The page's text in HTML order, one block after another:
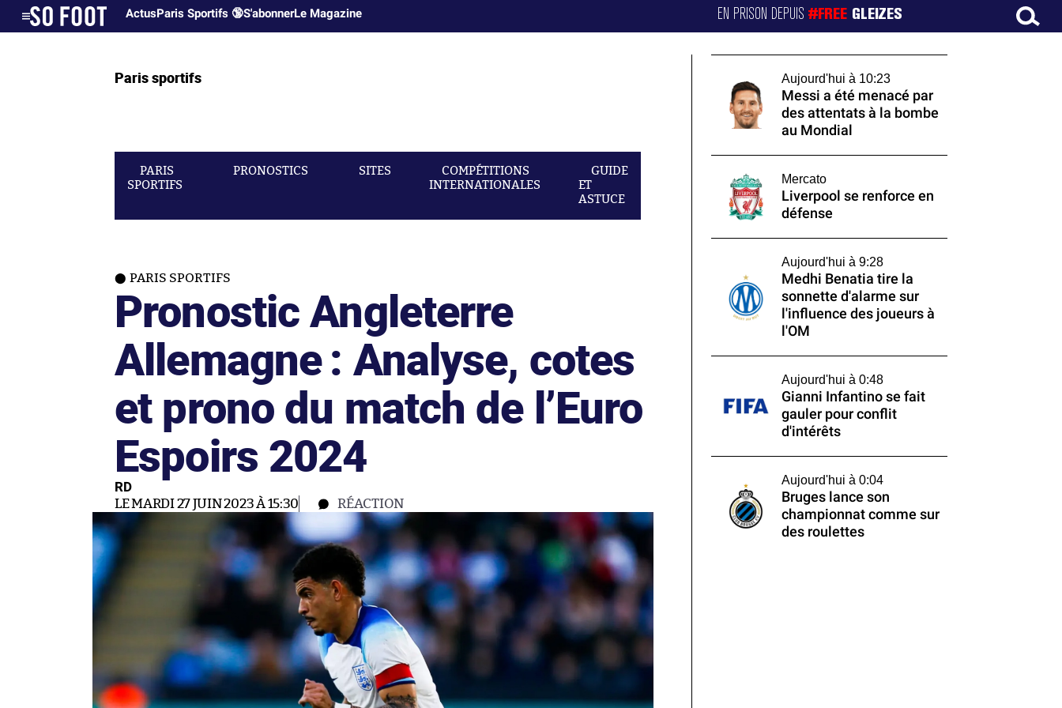
ActusParis Sportifs 🔞S'abonnerLe Magazine EN PRISON DEPUIS#FREE GLEIZES
Paris sportifs
PARIS
SPORTIFS
PRONOSTICS SITES
COMPÉTITIONS
INTERNATIONALES
GUIDE
ET
ASTUCE
PARIS SPORTIFS
Pronostic Angleterre
Allemagne : Analyse, cotes
et prono du match de l’Euro
Espoirs 2024
RD
LE MARDI 27 JUIN 2023 À 15:30 RÉACTION
Aujourd'hui à 10:23
Messi a été menacé par
des attentats à la bombe
au Mondial
Mercato
Liverpool se renforce en
défense
Aujourd'hui à 9:28
Medhi Benatia tire la
sonnette d'alarme sur
l'influence des joueurs à
l'OM
Aujourd'hui à 0:48
Gianni Infantino se fait
gauler pour conflit
d'intérêts
Aujourd'hui à 0:04
Bruges lance son
championnat comme sur
des roulettes